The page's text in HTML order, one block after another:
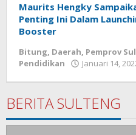
Maurits Hengky
Penting Ini Dalam
Booster
Bitung, Daerah, Pemprov
Pendidikan
Januari 14,
BERITA SULTENG